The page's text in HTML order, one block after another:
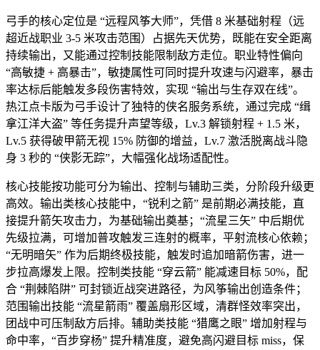
弓手的核心定位是 “远程风筝大师”，凭借 8 米基础射程（远
超近战职业 3-5 米攻击范围）占据先天优势，既能在安全距离
持续输出，又能通过控制技能限制敌方走位。职业特性偏向
“高敏捷 + 高暴击”，敏捷属性可同时提升攻速与闪避率，暴击
率达标后能触发多段伤害特效，实现 “输出与生存双在线”。
热江点卡版为弓手设计了独特的侠名服务系统，通过完成 “缉
拿江洋大盗” 等任务提升声望等级，Lv.3 解锁射程 + 1.5 米，
Lv.5 获得破甲箭无视 15% 防御的增益，Lv.7 激活脱离战斗隐
身 3 秒的 “侠影无踪”，大幅强化战场适配性。
核心技能按功能可分为输出、控制与辅助三类，分阶段升级更
高效。输出类核心技能中，“锐利之箭” 是前期必满技能，直
接提升箭矢攻击力，为基础输出奠基；“流星三矢” 中后期优
先级拉满，可增加普攻触发三连射的概率，平射流核心依赖；
“无明暗矢” 作为后期终极技能，触发时追加暗箭伤害，进一
步拉高爆发上限。控制类技能 “穿云箭” 能减速目标 50%，配
合 “荆棘陷阱” 可封锁近战突进路径，为风筝输出创造条件；
范围输出技能 “流星箭雨” 覆盖扇形区域，清群怪效率突出，
团战中可压制敌方后排。辅助类技能 “猎鹰之眼” 增加射程与
命中率，“百步穿杨” 提升精准度，避免高闪避目标 miss，保